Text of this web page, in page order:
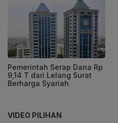
Pemerintah Serap Dana Rp
9,14 T dari Lelang Surat
Berharga Syariah
VIDEO PILIHAN